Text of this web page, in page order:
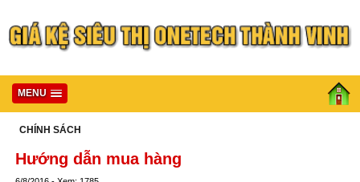
MENU
CHÍNH SÁCH
Hướng dẫn mua hàng